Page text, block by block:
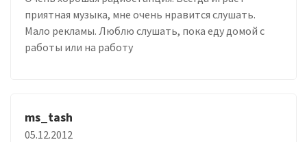
приятная музыка, мне очень нравится слушать.
Мало рекламы. Люблю слушать, пока еду домой с
работы или на работу
ms_tash
05.12.2012